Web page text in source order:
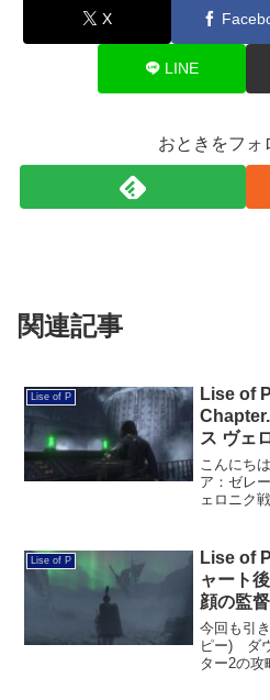
X
LINE
おときをフォ
関連記事
Lise of P
Lise of P DLC:overture
ス ヴェ
ート
こんにち
ア：ゼレ
ェロニク
ており、
際は１本
Lise of P
Lise of
ャート
顔の監
今回も引
ピー) ダ
ター2の攻